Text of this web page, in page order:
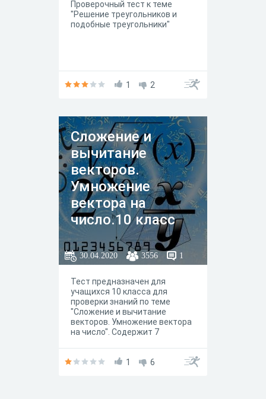
Проверочный тест к теме
"Решение треугольников и
подобные треугольники"
1 2
Сложение и
вычитание
векторов.
Умножение
вектора на
число.10 класс
30.04.2020 3556 1
Тест предназначен для
учащихся 10 класса для
проверки знаний по теме
"Сложение и вычитание
векторов. Умножение вектора
на число". Содержит 7
простых к более сложным
1 6